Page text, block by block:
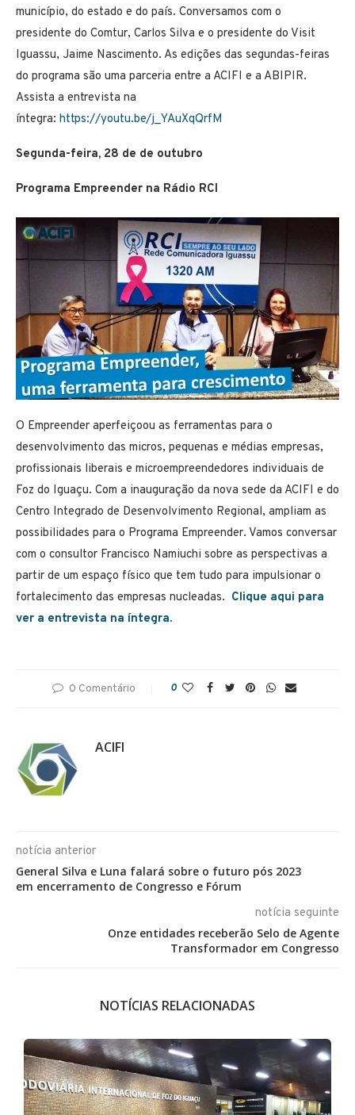
município, do estado e do país. Conversamos com o
presidente do Comtur, Carlos Silva e o presidente do Visit
Iguassu, Jaime Nascimento. As edições das segundas-feiras
do programa são uma parceria entre a ACIFI e a ABIPIR.
Assista a entrevista na
íntegra: https://youtu.be/j_YAuXqQrfM
Segunda-feira, 28 de de outubro
Programa Empreender na Rádio RCI
O Empreender aperfeiçoou as ferramentas para o
desenvolvimento das micros, pequenas e médias empresas,
profissionais liberais e microempreendedores individuais de
Foz do Iguaçu. Com a inauguração da nova sede da ACIFI e do
Centro Integrado de Desenvolvimento Regional, ampliam as
possibilidades para o Programa Empreender. Vamos conversar
com o consultor Francisco Namiuchi sobre as perspectivas a
partir de um espaço físico que tem tudo para impulsionar o
fortalecimento das empresas nucleadas. Clique aqui para
ver a entrevista na íntegra.
0 Comentário 0
ACIFI
notícia anterior
General Silva e Luna falará sobre o futuro pós 2023
em encerramento de Congresso e Fórum
notícia seguinte
Onze entidades receberão Selo de Agente
Transformador em Congresso
NOTÍCIAS RELACIONADAS